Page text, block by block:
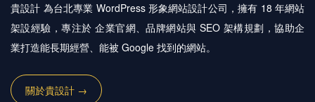
貴設計 為台北專業 WordPress 形象網站設計公司，擁有 18 年網站
架設經驗，專注於 企業官網、品牌網站與 SEO 架構規劃，協助企
業打造能長期經營、能被 Google 找到的網站。
關於貴設計 →